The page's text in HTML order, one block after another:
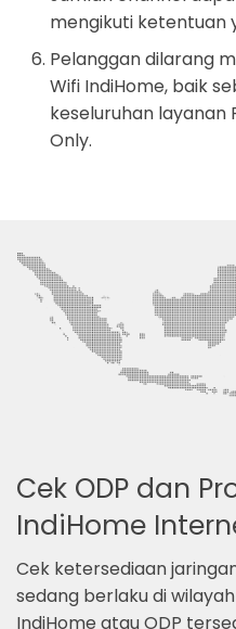
mengikuti ketentuan
Pelanggan dilarang
Wifi IndiHome, baik
keseluruhan layanan
Only.
Cek ODP dan
IndiHome
Cek ketersediaan
sedang berlaku di
IndiHome atau ODP